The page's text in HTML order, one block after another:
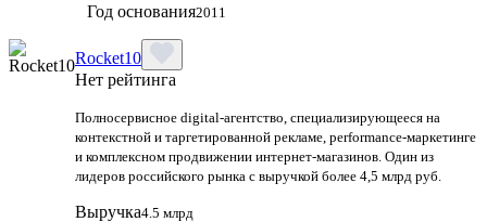
Год основания2011
Rocket10
Нет рейтинга
Полносервисное digital-агентство, специализирующееся на
контекстной и таргетированной рекламе, performance-маркетинге
и комплексном продвижении интернет-магазинов. Один из
лидеров российского рынка с выручкой более 4,5 млрд руб.
Выручка4.5 млрд